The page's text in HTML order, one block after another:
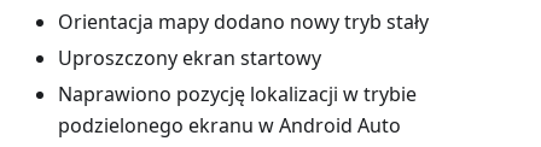
Orientacja mapy dodano nowy tryb stały
Uproszczony ekran startowy
Naprawiono pozycję lokalizacji w trybie
podzielonego ekranu w Android Auto